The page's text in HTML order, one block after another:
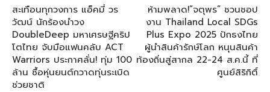
สะเทือนทุกวงการ แอ็คมี่ วร
วัฒน์ นักร้องนำวง
DoubleDeep มหาเศรษฐีคริป
โตไทย จับมือแฟนคลับ ACT
Warriors ประกาศลั่น! ทุ่ม 100
ล้าน ซื้อหุ่นยนต์กวาดทุ่นระเบิด
ช่วยชาติ
ห้ามพลาด!“จตุพร” ชวนชอป
งาน Thailand Local SDGs
Plus Expo 2025 ปักธงไทย
ผู้นำสินค้ารักษ์โลก หนุนสินค้า
ท้องถิ่นสู่สากล 22-24 ส.ค.นี้ ที่
ศูนย์สิริกิติ์